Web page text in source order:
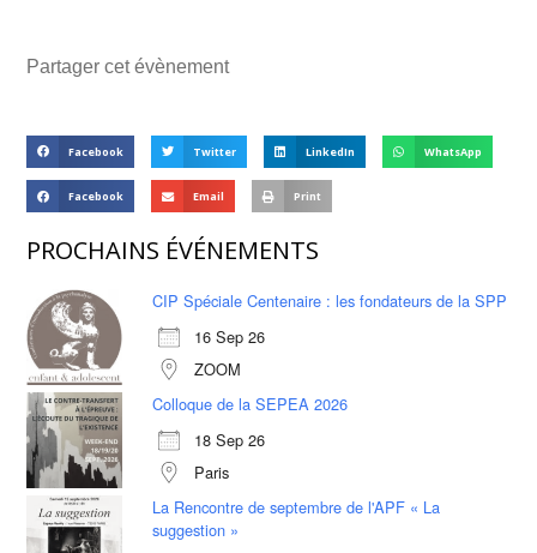
Partager cet évènement
Facebook Twitter LinkedIn WhatsApp
Facebook Email Print
PROCHAINS ÉVÉNEMENTS
CIP Spéciale Centenaire : les fondateurs de la SPP
16 Sep 26
ZOOM
Colloque de la SEPEA 2026
18 Sep 26
Paris
La Rencontre de septembre de l'APF « La
suggestion »